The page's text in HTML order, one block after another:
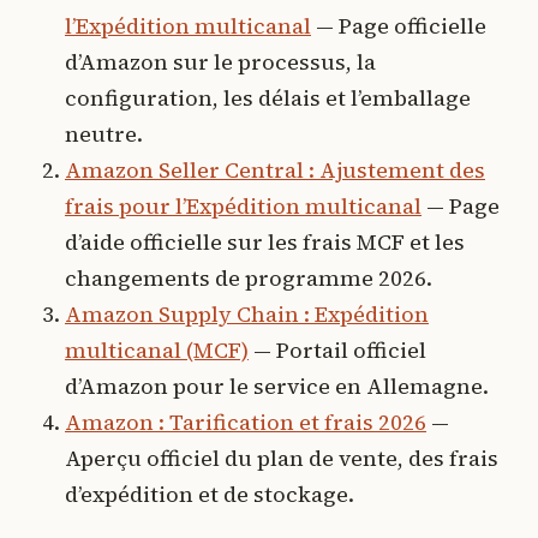
l’Expédition multicanal — Page officielle
d’Amazon sur le processus, la
configuration, les délais et l’emballage
neutre.
Amazon Seller Central : Ajustement des
frais pour l’Expédition multicanal — Page
d’aide officielle sur les frais MCF et les
changements de programme 2026.
Amazon Supply Chain : Expédition
multicanal (MCF) — Portail officiel
d’Amazon pour le service en Allemagne.
Amazon : Tarification et frais 2026 —
Aperçu officiel du plan de vente, des frais
d’expédition et de stockage.